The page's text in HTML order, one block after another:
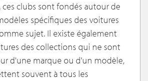
clubs sont fondés autour de
spécifiques des voitures
sujet. Il existe également
des collections qui ne sont
d'une marque ou d'un modèle,
souvent à tous les